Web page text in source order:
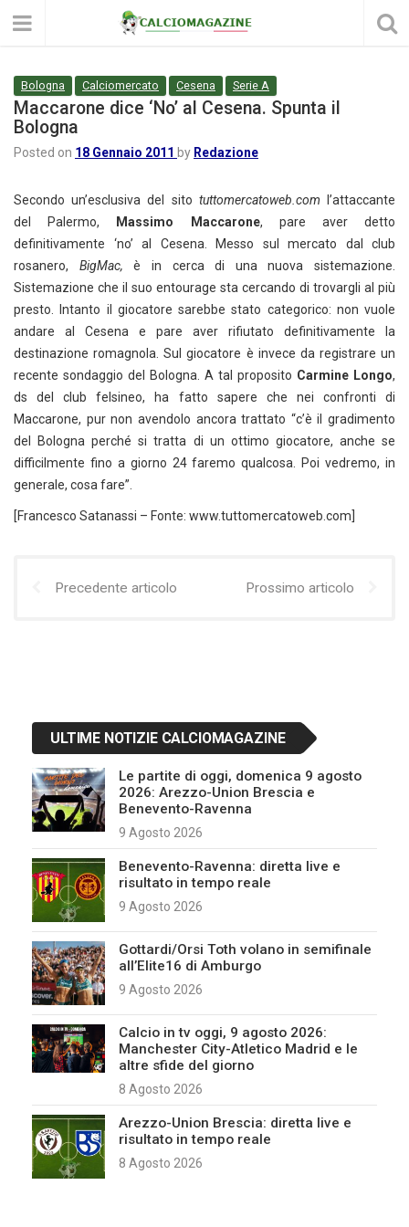
Bologna Calciomercato Cesena Serie A
Maccarone dice ‘No’ al Cesena. Spunta il
Bologna
Posted on 18 Gennaio 2011 by Redazione
Secondo un’esclusiva del sito tuttomercatoweb.com l’attaccante
del Palermo,
Massimo Maccarone, pare aver detto
definitivamente ‘no’ al Cesena. Messo sul mercato dal club
rosanero, BigMac, è in cerca di una nuova sistemazione.
Sistemazione che il suo entourage sta cercando di trovargli al più
presto. Intanto il giocatore sarebbe stato categorico: non vuole
andare al Cesena e pare aver rifiutato definitivamente la
destinazione romagnola. Sul giocatore è invece da registrare un
recente sondaggio del Bologna. A tal proposito Carmine Longo,
ds del club felsineo, ha fatto sapere che nei confronti di
Maccarone, pur non avendolo ancora trattato “c’è il gradimento
del Bologna perché si tratta di un ottimo giocatore, anche se
difficilmente fino a giorno 24 faremo qualcosa. Poi vedremo, in
generale, cosa fare”.
[Francesco Satanassi – Fonte: www.tuttomercatoweb.com]
Precedente articolo Prossimo articolo
ULTIME NOTIZIE CALCIOMAGAZINE
Le partite di oggi, domenica 9 agosto
2026: Arezzo-Union Brescia e
Benevento-Ravenna
9 Agosto 2026
Benevento-Ravenna: diretta live e
risultato in tempo reale
9 Agosto 2026
Gottardi/Orsi Toth volano in semifinale
all’Elite16 di Amburgo
9 Agosto 2026
Calcio in tv oggi, 9 agosto 2026:
Manchester City-Atletico Madrid e le
altre sfide del giorno
8 Agosto 2026
Arezzo-Union Brescia: diretta live e
risultato in tempo reale
8 Agosto 2026